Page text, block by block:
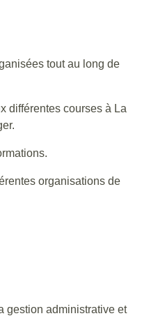
tout au long de
différentes courses à La
organisations de
gestion administrative et